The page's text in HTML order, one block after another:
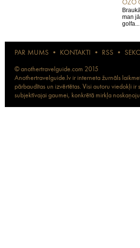
OZO
man
golfa...
PAR MUMS • KONTAKTI • RSS •
© anothertravelguide.com 2015
Anothertravelguide.lv ir interneta žurnāls
pārbaudītas un izvērtētas. Visi autoru viedokļi
subjektīvajai gaumei, konkrētā mirkļa